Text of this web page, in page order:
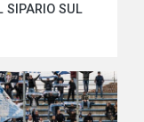
SIPARIO SUL